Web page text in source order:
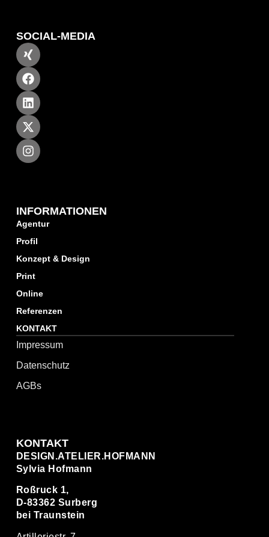
INFORMATIONEN
Agentur
Profil
Konzept & Design
Print
Online
Referenzen
KONTAKT
Impressum
Datenschutz
AGBs
KONTAKT
DESIGN.ATELIER.HOFMANN
Sylvia Hofmann
Roßruck 1,
D-83362 Surberg
bei Traunstein
SOCIAL-MEDIA